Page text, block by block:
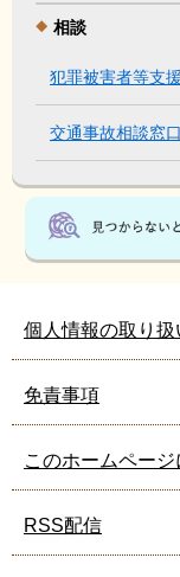
相談
犯罪被害者等支援
交通事故相談窓
個人情報の取り扱
免責事項
このホームページ
RSS配信